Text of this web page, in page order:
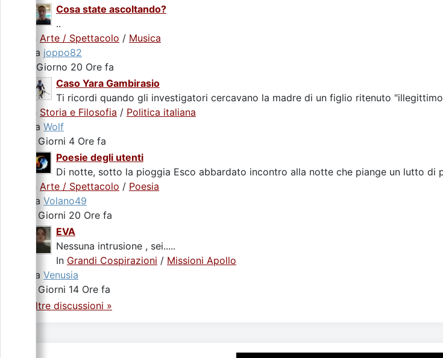
Cosa state ascoltando?
..
Arte / Spettacolo / Musica
da joppo82
1 Giorno 20 Ore fa
Caso Yara Gambirasio
Ti ricordi quando gli investigatori cercavano la madre di un figlio ritenuto
Storia e Filosofia / Politica italiana
da Wolf
2 Giorni 4 Ore fa
Poesie degli utenti
Di notte, sotto la pioggia Esco abbardato incontro alla notte che piange un lutto
Arte / Spettacolo / Poesia
da Volano49
2 Giorni 20 Ore fa
EVA
Nessuna intrusione , sei.....
In Grandi Cospirazioni / Missioni Apollo
da Venusia
4 Giorni 14 Ore fa
Altre discussioni »